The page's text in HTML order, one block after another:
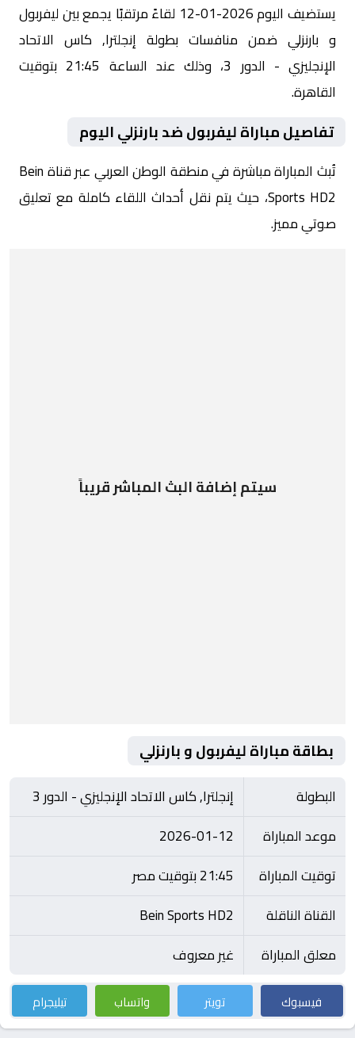
يستضيف اليوم 2026-01-12 لقاءً مرتقبًا يجمع بين ليفربول
و بارنزلي ضمن منافسات بطولة إنجلترا, كاس الاتحاد
الإنجليزي - الدور 3، وذلك عند الساعة 21:45 بتوقيت
القاهرة.
تفاصيل مباراة ليفربول ضد بارنزلي اليوم
تُبث المباراة مباشرة في منطقة الوطن العربي عبر قناة Bein
Sports HD2، حيث يتم نقل أحداث اللقاء كاملة مع تعليق
صوتي مميز.
سيتم إضافة البث المباشر قريباً
بطاقة مباراة ليفربول و بارنزلي
البطولة
إنجلترا, كاس الاتحاد الإنجليزي - الدور 3
موعد المباراة
2026-01-12
توقيت المباراة
21:45 بتوقيت مصر
القناة الناقلة
Bein Sports HD2
معلق المباراة
غير معروف
فيسبوك تويتر واتساب تيليجرام